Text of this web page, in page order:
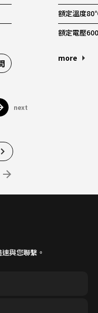
額定溫度
額定電壓
more
next
與您聯繫。